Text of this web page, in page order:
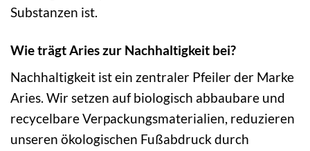
Substanzen ist.
Wie trägt Aries zur Nachhaltigkeit bei?
Nachhaltigkeit ist ein zentraler Pfeiler der Marke
Aries. Wir setzen auf biologisch abbaubare und
recycelbare Verpackungsmaterialien, reduzieren
unseren ökologischen Fußabdruck durch